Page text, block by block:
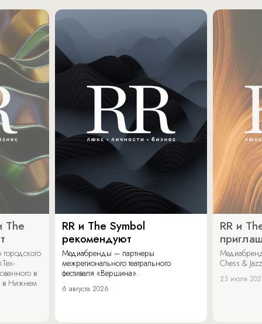
The
в
в Нижнем
RR и The Symbol
рекомендуют
Медиабренды – партнеры
межрегионального театрального
фестиваля «Вершина».
6 августа 2026
RR и
Chess &
23 июля